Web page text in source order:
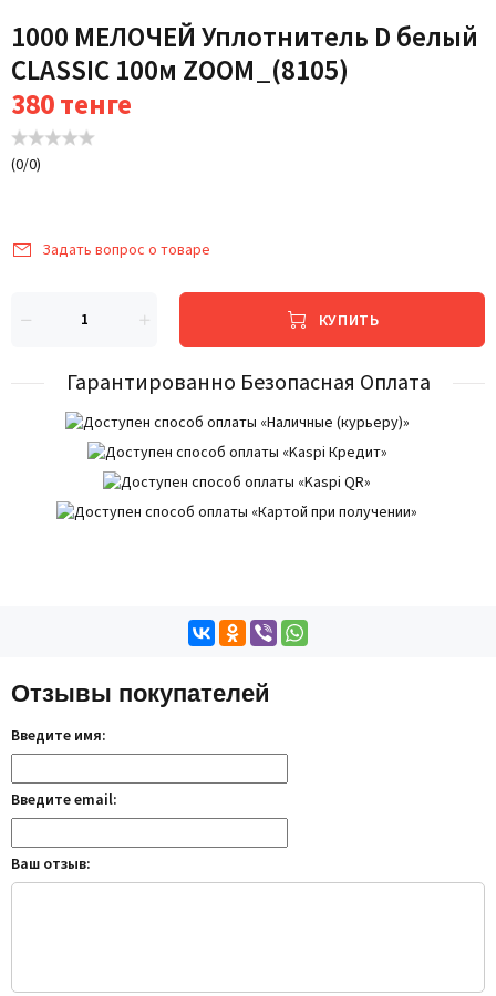
1000 МЕЛОЧЕЙ Уплотнитель D белый
CLASSIC 100м ZOOM_(8105)
380тенге
(0/0)
Задать вопрос о товаре
КУПИТЬ
Гарантированно Безопасная Оплата
Отзывы покупателей
Введите имя:
Введите email:
Ваш отзыв: